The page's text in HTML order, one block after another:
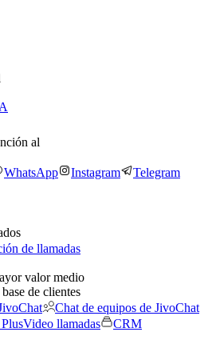
al
WhatsApp Instagram Telegram
de llamadas
valor medio
de clientes
Chat de equipos de JivoChat
Video llamadas
CRM